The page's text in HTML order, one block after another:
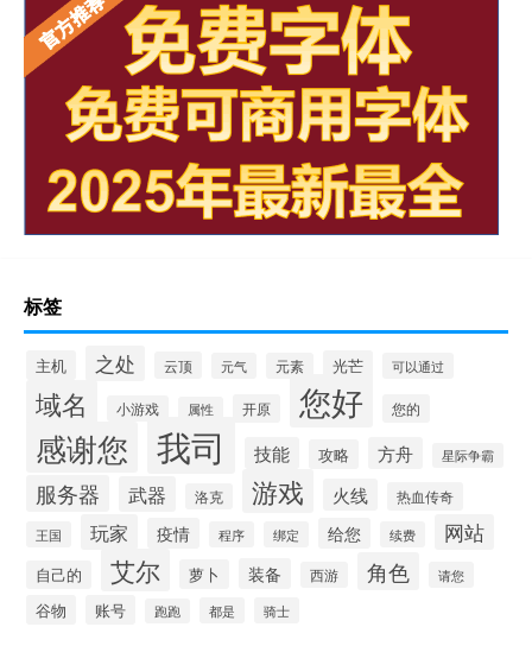
标签
主机 之处 云顶 元气 元素 光芒 可以通过
域名 小游戏 属性 开原 您好 您的
感谢您 我司 技能 攻略 方舟 星际争霸
服务器 武器 洛克 游戏 火线 热血传奇
王国 玩家 疫情 程序 绑定 给您 续费 网站
自己的 艾尔 萝卜 装备 西游 角色 请您
谷物 账号 跑跑 都是 骑士